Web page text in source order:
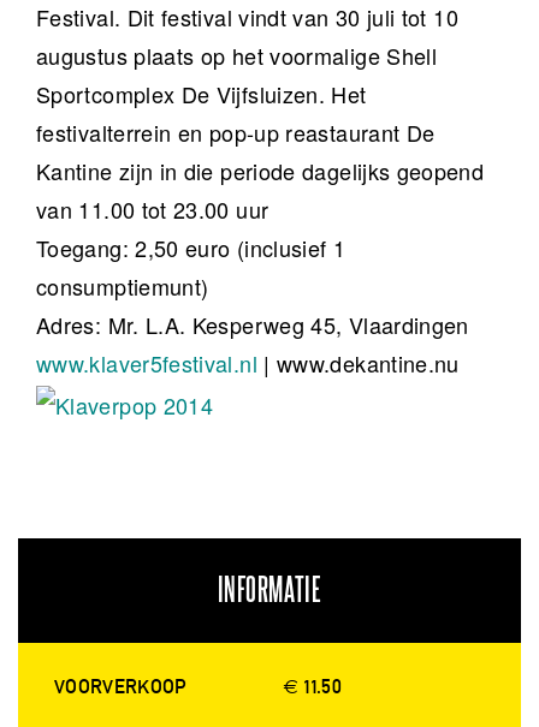
Festival. Dit festival vindt van 30 juli tot 10
augustus plaats op het voormalige Shell
Sportcomplex De Vijfsluizen. Het
festivalterrein en pop-up reastaurant De
Kantine zijn in die periode dagelijks geopend
van 11.00 tot 23.00 uur
Toegang: 2,50 euro (inclusief 1
consumptiemunt)
Adres: Mr. L.A. Kesperweg 45, Vlaardingen
www.klaver5festival.nl | www.dekantine.nu
INFORMATIE
VOORVERKOOP € 11.50